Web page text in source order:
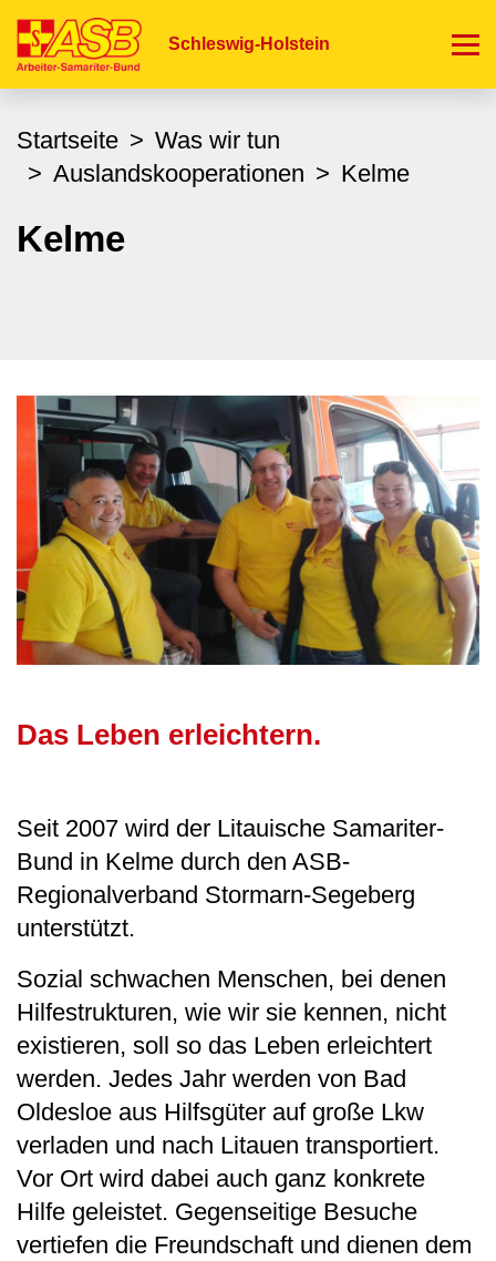
zum
Schleswig-Holstein
Startseite
Was wir tun
Auslandskooperationen
Kelme
Kelme
Das Leben erleichtern.
Seit 2007 wird der Litauische Samariter-
Bund in Kelme durch den ASB-
Regionalverband Stormarn-Segeberg
unterstützt.
Sozial schwachen Menschen, bei denen
Hilfestrukturen, wie wir sie kennen, nicht
existieren, soll so das Leben erleichtert
werden. Jedes Jahr werden von Bad
Oldesloe aus Hilfsgüter auf große Lkw
verladen und nach Litauen transportiert.
Vor Ort wird dabei auch ganz konkrete
Hilfe geleistet. Gegenseitige Besuche
vertiefen die Freundschaft und dienen dem